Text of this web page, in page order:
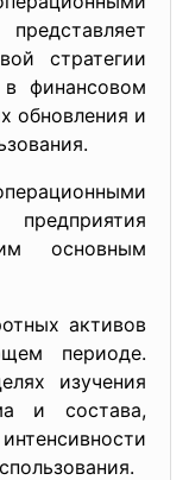
стратегии
финансовом
обновления и
основным
активов
периоде.
изучения
и состава,